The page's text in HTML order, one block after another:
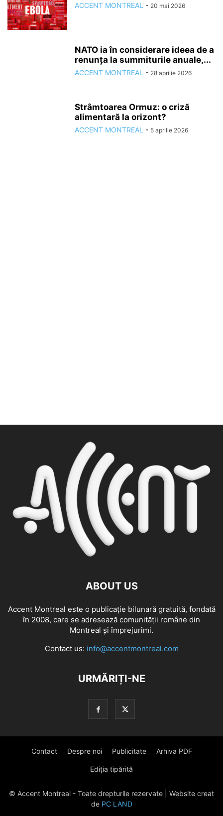
ACCENT MONTREAL - 20 mai 2026
NATO ia în considerare ideea de a
renunţa la summiturile anuale,...
ACCENT MONTREAL - 28 aprilie 2026
Strâmtoarea Ormuz: o criză
alimentară la orizont?
ACCENT MONTREAL - 5 aprilie 2026
ABOUT US
Accent Montreal este o publicație bilunară gratuită, fondată
în 2008, care se adresează comunităţii române din
Montreal şi împrejurimi.
Contact us: info@accentmontreal.com
URMĂRIȚI-NE
Contact Despre noi Publicitate Arhiva PDF
Ediția tipărită
© Accent Montreal - Toate drepturile rezervate | Website creat
de PC LAND